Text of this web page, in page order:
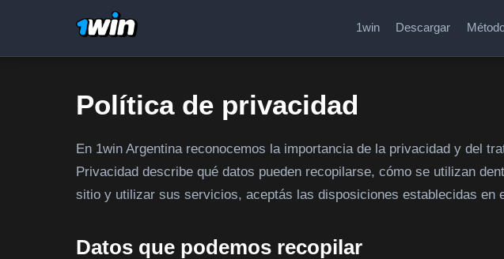
1win Descargar
Política de privacidad
En 1win Argentina reconocemos la importancia de la privacidad y del
Privacidad describe qué datos pueden recopilarse, cómo se utilizan
sitio y utilizar sus servicios, aceptás las disposiciones establecidas en
Datos que podemos recopilar